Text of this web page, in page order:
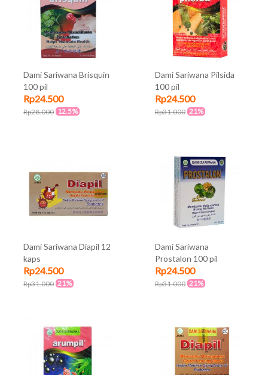
Dami Sariwana Brisquin
100 pil
Rp24.500
Rp28.000 12.5%
Dami Sariwana Pilsida
100 pil
Rp24.500
Rp31.000 21%
Dami Sariwana Diapil 12
kaps
Rp24.500
Rp31.000 21%
Dami Sariwana
Prostalon 100 pil
Rp24.500
Rp31.000 21%